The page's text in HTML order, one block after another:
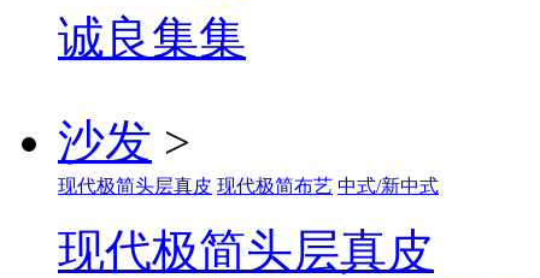
诚良集
沙发 >
现代极简头层真皮 现代极简布艺 中式/新中式
现代极简头层真皮